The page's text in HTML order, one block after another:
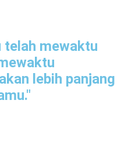
telah mewaktu
lebih panjang